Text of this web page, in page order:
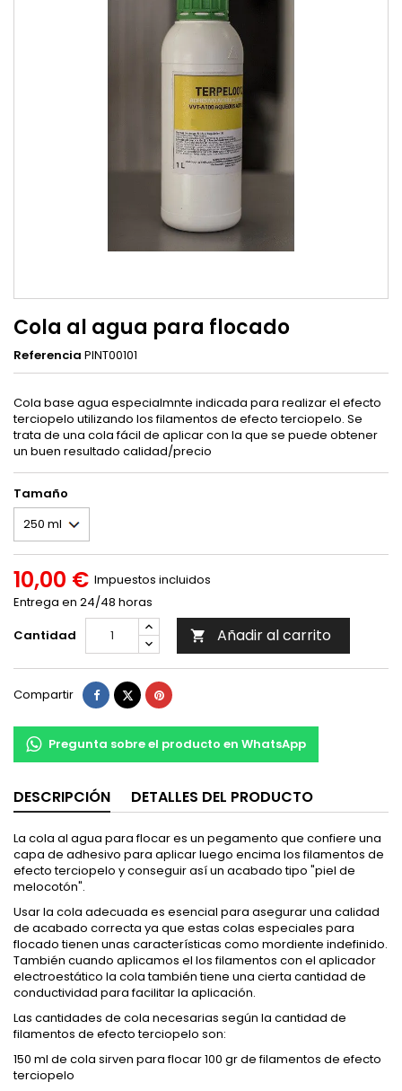
Cola al agua para flocado
Referencia PINT00101
Cola base agua especialmnte indicada para realizar el efecto
terciopelo utilizando los filamentos de efecto terciopelo. Se
trata de una cola fácil de aplicar con la que se puede obtener
un buen resultado calidad/precio
Tamaño
10,00 € Impuestos incluidos
Entrega en 24/48 horas
Cantidad
 Añadir al carrito
Compartir Compartir
TuitearPinterest
Pregunta sobre el producto en WhatsApp
DESCRIPCIÓN DETALLES DEL PRODUCTO
La cola al agua para flocar es un pegamento que confiere una
capa de adhesivo para aplicar luego encima los filamentos de
efecto terciopelo y conseguir así un acabado tipo "piel de
melocotón".
Usar la cola adecuada es esencial para asegurar una calidad
de acabado correcta ya que estas colas especiales para
flocado tienen unas características como mordiente indefinido.
También cuando aplicamos el los filamentos con el aplicador
electroestático la cola también tiene una cierta cantidad de
conductividad para facilitar la aplicación.
Las cantidades de cola necesarias según la cantidad de
filamentos de efecto terciopelo son:
150 ml de cola sirven para flocar 100 gr de filamentos de efecto
terciopelo